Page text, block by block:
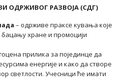
ОДРЖИВОГ РАЗВОЈА (СДГ)
– одрживе праксе кувања које
хране и промоцији
прилика за појединце да
енергије и како да створе
светлости. Учесници ће имати